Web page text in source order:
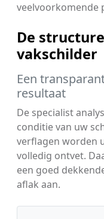
veelvoorkomende
De
vakschilder
Een
resultaat
De specialist
conditie van uw
verflagen worden
volledig ontvet.
een goed
aflak aan.